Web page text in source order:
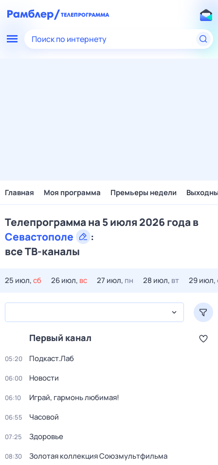
Поиск по интернету
Главная Моя программа Премьеры недели
Телепрограмма на 5 июля 2026 года в
Севастополе
:
все ТВ-каналы
25 июл,сб 26 июл, вс 27 июл, пн 28 июл, вт 29 июл,
Первый канал
05:20 Подкаст.Лаб
06:00 Новости
06:10 Играй, гармонь любимая!
06:55 Часовой
07:25 Здоровье
08:30 Золотая коллекция Союзмультфильма